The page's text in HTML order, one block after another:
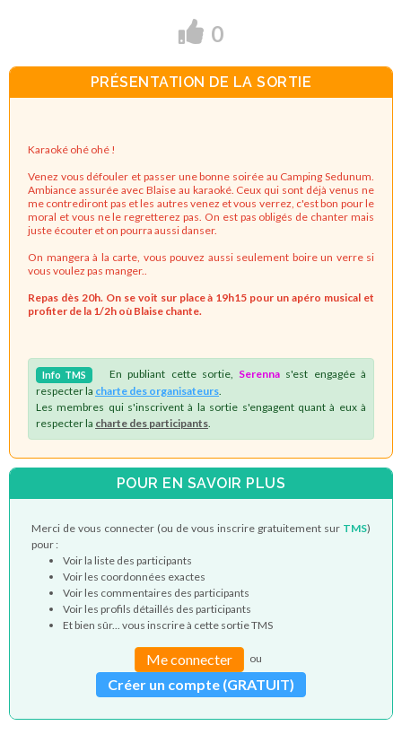
0
PRÉSENTATION DE LA SORTIE
Karaoké ohé ohé !
Venez vous défouler et passer une bonne soirée au Camping Sedunum.
Ambiance assurée avec Blaise au karaoké. Ceux qui sont déjà venus ne
me contrediront pas et les autres venez et vous verrez, c'est bon pour le
moral et vous ne le regretterez pas. On est pas obligés de chanter mais
juste écouter et on pourra aussi danser.
On mangera à la carte, vous pouvez aussi seulement boire un verre si
vous voulez pas manger..
Repas dès 20h. On se voit sur place à 19h15 pour un apéro musical et
profiter de la 1/2h où Blaise chante.
Info TMS En publiant cette sortie, Serenna s'est engagée à
respecter la charte des organisateurs
Les membres qui s'inscrivent à la sortie s'engagent quant à eux à
respecter la charte des participants
POUR EN SAVOIR PLUS
Merci de vous connecter (ou de vous inscrire gratuitement sur TMS)
pour :
Voir la liste des participants
Voir les coordonnées exactes
Voir les commentaires des participants
Voir les profils détaillés des participants
Et bien sûr... vous inscrire à cette sortie TMS
Me connecter ou
Créer un compte (GRATUIT)